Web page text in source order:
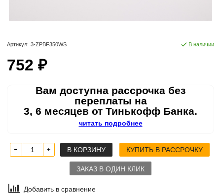
Артикул: 3-ZPBF350WS В наличии
752 ₽
Вам доступна рассрочка без
переплаты на
3, 6 месяцев от Тинькофф Банка.
читать подробнее
В КОРЗИНУ КУПИТЬ В РАССРОЧКУ
ЗАКАЗ В ОДИН КЛИК
Добавить в сравнение